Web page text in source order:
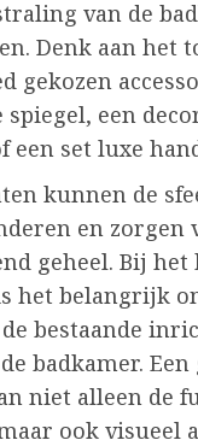
van de
Denk aan het
gekozen
een
een set luxe
kunnen de
en zorgen
geheel. Bij het
het belangrijk
bestaande
badkamer. Een
niet alleen de
ook visueel